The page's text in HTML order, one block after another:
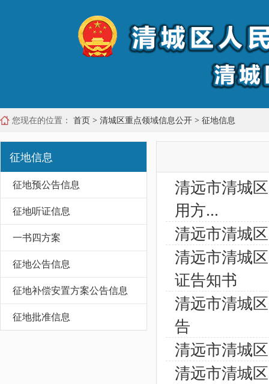
您现在的位置： 首页 > 清城区重点领域信息公开 > 征地信息
征地信息
征地预公告信息
征地听证信息
一书四方案
征地公告信息
征地补偿安置方案公告信息
征地批准信息
清远市清城
用方...
清远市清城
清远市清城
证告知书
清远市清城
告
清远市清城
清远市清城